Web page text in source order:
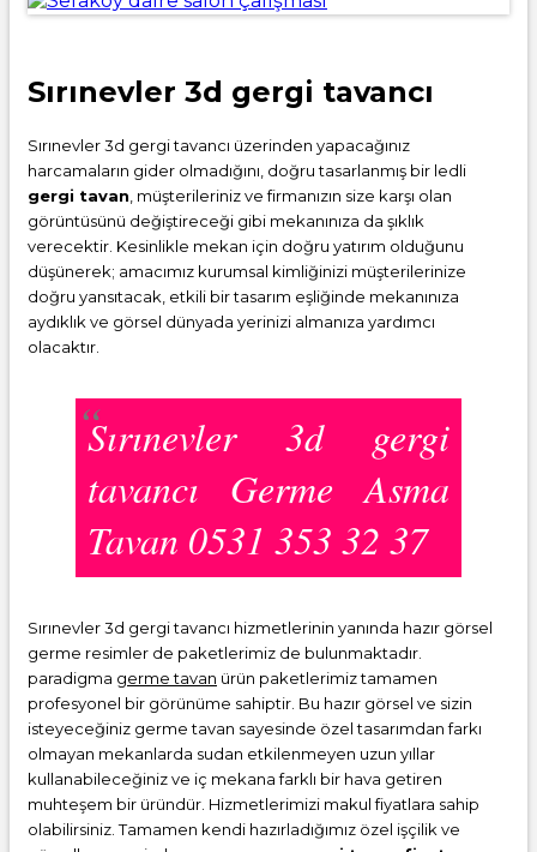
Sırınevler 3d gergi tavancı
Sırınevler 3d gergi tavancı üzerinden yapacağınız
harcamaların gider olmadığını, doğru tasarlanmış bir ledli
gergi tavan , müşterileriniz ve firmanızın size karşı olan
görüntüsünü değiştireceği gibi mekanınıza da şıklık
verecektir. Kesinlikle mekan için doğru yatırım olduğunu
düşünerek; amacımız kurumsal kimliğinizi müşterilerinize
doğru yansıtacak, etkili bir tasarım eşliğinde mekanınıza
aydıklık ve görsel dünyada yerinizi almanıza yardımcı
olacaktır.
Sırınevler 3d gergi
tavancı Germe Asma
Tavan 0531 353 32 37
Sırınevler 3d gergi tavancı hizmetlerinin yanında hazır görsel
germe resimler de paketlerimiz de bulunmaktadır.
paradigma germe tavan ürün paketlerimiz tamamen
profesyonel bir görünüme sahiptir. Bu hazır görsel ve sizin
isteyeceğiniz germe tavan sayesinde özel tasarımdan farkı
olmayan mekanlarda sudan etkilenmeyen uzun yıllar
kullanabileceğiniz ve iç mekana farklı bir hava getiren
muhteşem bir üründür. Hizmetlerimizi makul fiyatlara sahip
olabilirsiniz. Tamamen kendi hazırladığımız özel işçilik ve